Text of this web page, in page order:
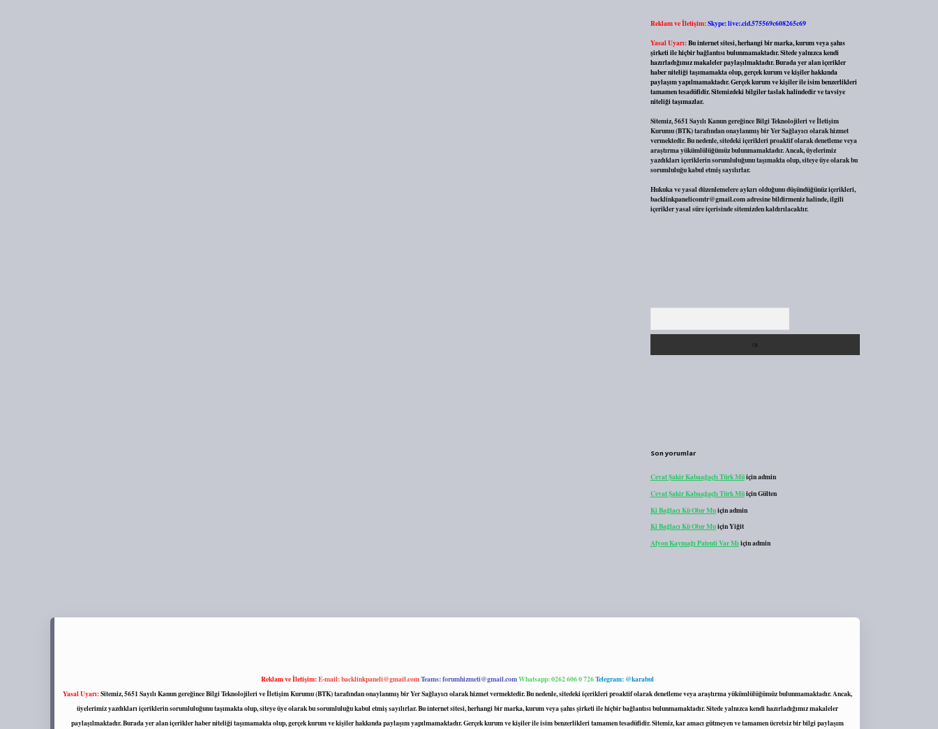
Reklam ve İletişim:Skype: live:.cid.575569c608265c69
Yasal Uyarı:Bu internet sitesi, herhangi bir marka, kurum veya şahıs
şirketi ile hiçbir bağlantısı bulunmamaktadır. Sitede yalnızca kendi
hazırladığımız makaleler paylaşılmaktadır. Burada yer alan içerikler
haber niteliği taşımamakta olup, gerçek kurum ve kişiler hakkında
paylaşım yapılmamaktadır. Gerçek kurum ve kişiler ile isim benzerlikleri
tamamen tesadüfidir. Sitemizdeki bilgiler taslak halindedir ve tavsiye
niteliği taşımazlar.
Sitemiz, 5651 Sayılı Kanun gereğince Bilgi Teknolojileri ve İletişim
Kurumu (BTK) tarafından onaylanmış bir Yer Sağlayıcı olarak hizmet
vermektedir. Bu nedenle, sitedeki içerikleri proaktif olarak denetleme veya
araştırma yükümlülüğümüz bulunmamaktadır. Ancak, üyelerimiz
yazdıkları içeriklerin sorumluluğunu taşımakta olup, siteye üye olarak bu
sorumluluğu kabul etmiş sayılırlar.
Hukuka ve yasal düzenlemelere aykırı olduğunu düşündüğünüz içerikleri,
backlinkpanelicomtr@gmail.comadresine bildirmeniz halinde, ilgili
içerikler yasal süre içerisinde sitemizden kaldırılacaktır.
Son yorumlar
Cevat Şakir Kabaağaçlı Türk Müiçinadmin
Cevat Şakir Kabaağaçlı Türk MüiçinGülten
Ki Bağlacı Kü Olur Muiçinadmin
Ki Bağlacı Kü Olur MuiçinYiğit
Afyon Kaymağı Patenti Var Mı içinadmin
Reklam ve İletişim:E-mail:backlinkpaneli@gmail.comTeams:forumhizmeti@gmail.comWhatsapp: 0262 606 0 726Telegram: @karabul
Yasal Uyarı:Sitemiz, 5651 Sayılı Kanun gereğince Bilgi Teknolojileri ve İletişim Kurumu (BTK) tarafından onaylanmış bir Yer Sağlayıcı olarak hizmet vermektedir. Bu nedenle, sitedeki içerikleri proaktif olarak denetleme veya araştırma yükümlülüğümüz bulunmamaktadır. Ancak,
üyelerimiz yazdıkları içeriklerin sorumluluğunu taşımakta olup, siteye üye olarak bu sorumluluğu kabul etmiş sayılırlar. Bu internet sitesi, herhangi bir marka, kurum veya şahıs şirketi ile hiçbir bağlantısı bulunmamaktadır. Sitede yalnızca kendi hazırladığımız makaleler
paylaşılmaktadır. Burada yer alan içerikler haber niteliği taşımamakta olup, gerçek kurum ve kişiler hakkında paylaşım yapılmamaktadır. Gerçek kurum ve kişiler ile isim benzerlikleri tamamen tesadüfidir. Sitemiz, kar amacı gütmeyen ve tamamen ücretsiz bir bilgi paylaşım